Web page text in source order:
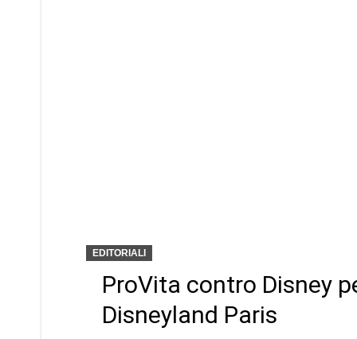
EDITORIALI
ProVita contro Disney
Disneyland Paris